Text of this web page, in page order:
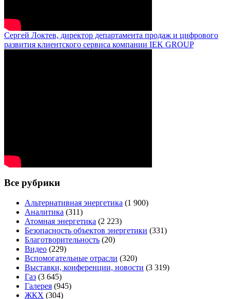
Сергей Локтев, директор департамента продаж и цифрового
развития клиентского сервиса компании IEK GROUP
Все рубрики
Альтернативная энергетика (1 900)
Аналитика (311)
Атомная энергетика (2 223)
Безопасность объектов энергетики (331)
Благотворительность (20)
Видео (229)
Вспомогательные отрасли (320)
Выставки, конференции, новости (3 319)
Газ (3 645)
Галерея (945)
ЖКХ (304)